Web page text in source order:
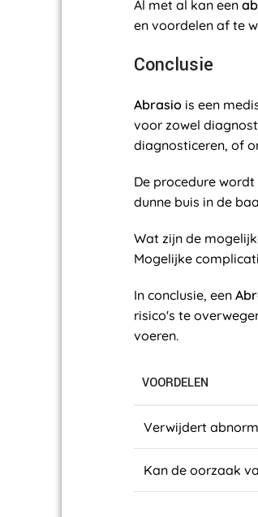
Al met al kan een
en voordelen af te
Conclusie
Abrasio is een
voor zowel
diagnosticeren, of
De procedure
dunne buis in de
Wat zijn de
Mogelijke
In conclusie, een
risico's te
voeren.
VOORDELEN
Verwijdert
Kan de oorzaak